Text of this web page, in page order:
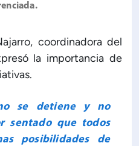
coordinadora del
la importancia de
se detiene y no
sentado que todos
posibilidades de